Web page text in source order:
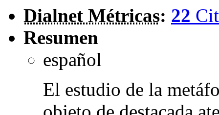
Dialnet Métricas: 22
Resumen
español
El estudio de la